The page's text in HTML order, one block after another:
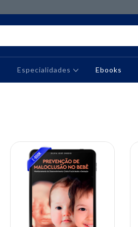
Especialidades Ebooks